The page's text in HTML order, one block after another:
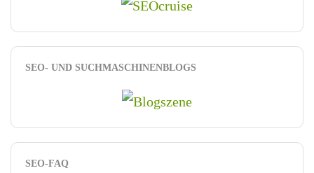
SEO- UND SUCHMASCHINENBLOGS
SEO-FAQ